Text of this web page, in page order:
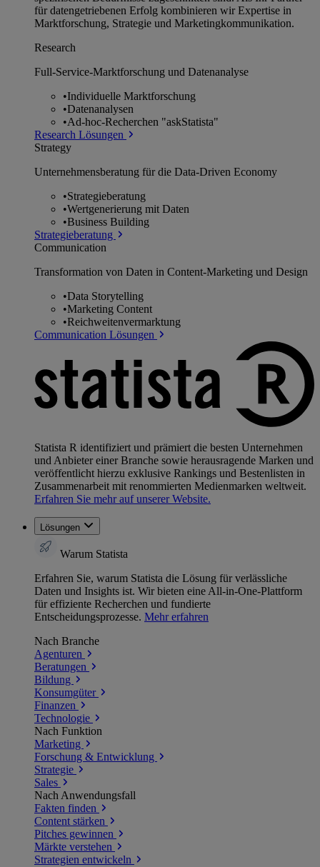
für datengetriebenen Erfolg kombinieren wir Expertise in
Marktforschung, Strategie und Marketingkommunikation.
Research
Full-Service-Marktforschung und Datenanalyse
•Individuelle Marktforschung
•Datenanalysen
•Ad-hoc-Recherchen "askStatista"
Research Lösungen
Strategy
Unternehmens­beratung für die Data-Driven Economy
•Strategieberatung
•Wertgenerierung mit Daten
•Business Building
Strategieberatung
Communication
Transformation von Daten in Content-Marketing und Design
•Data Storytelling
•Marketing Content
•Reichweitenvermarktung
Communication Lösungen
Statista R identifiziert und prämiert die besten Unternehmen
und Anbieter einer Branche sowie herausragende Marken und
veröffentlicht hierzu exklusive Rankings und Bestenlisten in
Zusammenarbeit mit renommierten Medienmarken weltweit.
Erfahren Sie mehr auf unserer Website.
Lösungen
Warum Statista
Erfahren Sie, warum Statista die Lösung für verlässliche
Daten und Insights ist. Wir bieten eine All-in-One-Plattform
für effiziente Recherchen und fundierte
Entscheidungsprozesse. Mehr erfahren
Nach Branche
Agenturen
Beratungen
Bildung
Konsumgüter
Finanzen
Technologie
Nach Funktion
Marketing
Forschung & Entwicklung
Strategie
Sales
Nach Anwendungsfall
Fakten finden
Content stärken
Pitches gewinnen
Märkte verstehen
Strategien entwickeln